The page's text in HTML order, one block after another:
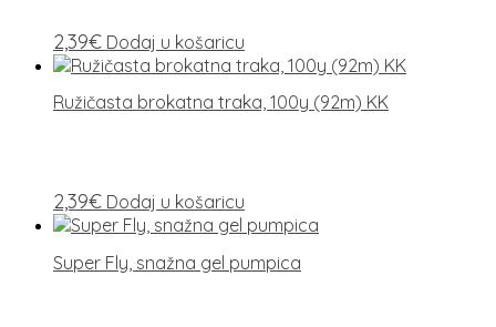
2,39€ Dodaj u košaricu
Ružičasta brokatna traka, 100y (92m) KK
2,39€ Dodaj u košaricu
Super Fly, snažna gel pumpica